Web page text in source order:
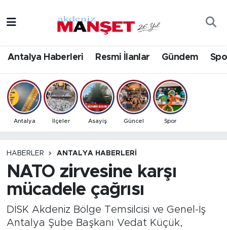
Antalya Haberleri Resmi İlanlar Gündem
Antalya İlçeler Asayiş Güncel Spor
HABERLER ANTALYA HABERLERI
NATO zirvesine karşı
mücadele çağrısı
DİSK Akdeniz Bölge Temsilcisi ve Genel-İş
Antalya Şube Başkanı Vedat Küçük,
Bilim & Teknoloji
Eğitim
Ekonomi
Gündem
İlçeler
Kültür- Sanat
Antalya Hava Durumu
Antalya Namaz Vakitleri
Antalya Trafik Yoğunluk Haritası
Tüm Manşetler
Son Dakika Haberleri
Haber Arşivi